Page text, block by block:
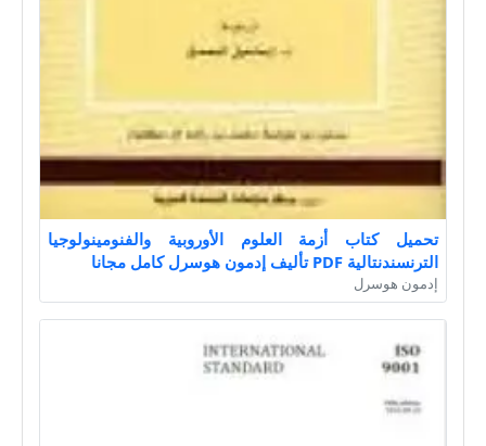
تحميل كتاب أزمة العلوم الأوروبية والفنومينولوجيا
الترنسندنتالية PDF تأليف إدمون هوسرل كامل مجانا
إدمون هوسرل